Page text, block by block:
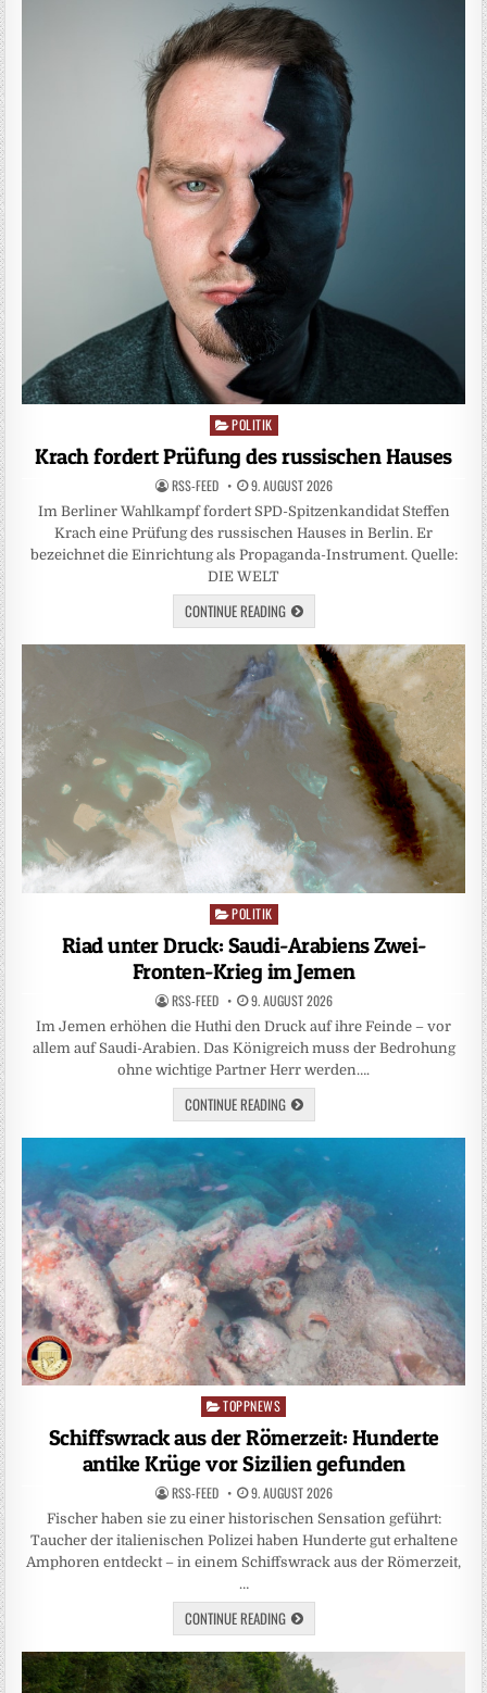
Posted
POLITIK
Krach fordert Prüfung des russischen Hauses
RSS-FEED 9. AUGUST 2026
Im Berliner Wahlkampf fordert SPD-Spitzenkandidat Steffen
Krach eine Prüfung des russischen Hauses in Berlin. Er
bezeichnet die Einrichtung als Propaganda-Instrument. Quelle:
DIE WELT
CONTINUE READING
Posted
in
POLITIK
Riad unter Druck: Saudi-Arabiens Zwei-
Fronten-Krieg im Jemen
RSS-FEED 9. AUGUST 2026
Im Jemen erhöhen die Huthi den Druck auf ihre Feinde – vor
allem auf Saudi-Arabien. Das Königreich muss der Bedrohung
ohne wichtige Partner Herr werden….
CONTINUE READING
Posted
TOPPNEWS
Schiffswrack aus der Römerzeit: Hunderte
antike Krüge vor Sizilien gefunden
RSS-FEED 9. AUGUST 2026
Fischer haben sie zu einer historischen Sensation geführt:
Taucher der italienischen Polizei haben Hunderte gut erhaltene
Amphoren entdeckt – in einem Schiffswrack aus der Römerzeit,
…
CONTINUE READING